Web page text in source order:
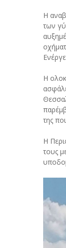
Η
των
Η
της
Η
τους